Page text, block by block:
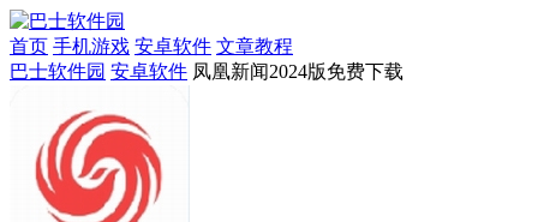
首页 手机游戏 安卓软件 文章教程
巴士软件园 安卓软件 凤凰新闻2024版免费下载